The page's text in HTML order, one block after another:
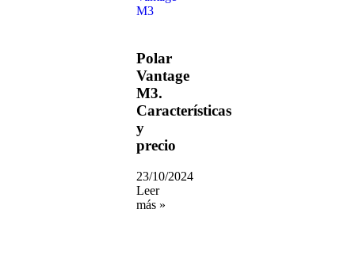
Polar
Vantage
M3.
Características
y
precio
23/10/2024
Leer
más »